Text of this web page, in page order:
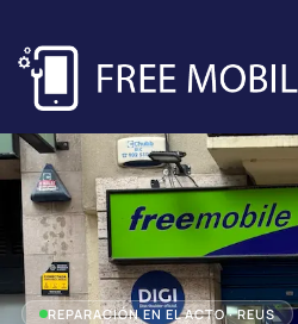
REPARACIÓN EN EL ACTO · REUS